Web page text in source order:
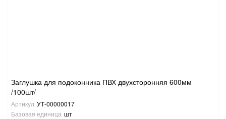
ТОВАРЫ ДЛЯ ЖИВОТНЫХ
ТОВАРЫ ДЛЯ ОТДЫХА И ТУРИЗМА
Заглушка для подоконника ПВХ двухсторонняя 600мм
/100шт/
Артикул УТ-00000017
Базовая единица шт